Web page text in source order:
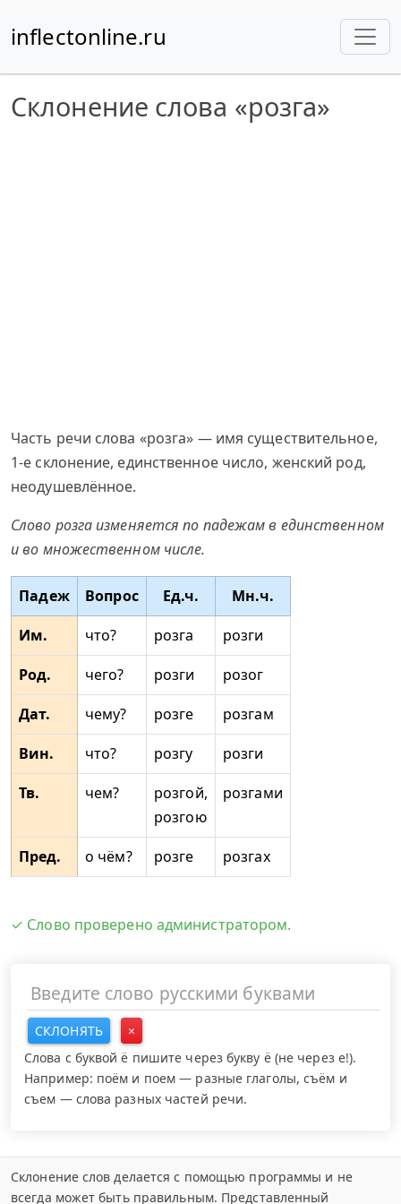
inflectonline.ru
Склонение слова «розга»
Часть речи слова «розга» — имя существительное,
1-е склонение, единственное число, женский род,
неодушевлённое.
Слово розга изменяется по падежам в единственном
и во множественном числе.
Падеж Вопрос Ед.ч.
Мн.ч.
Им.
что? розга
розги
Род.
чего? розги
розог
Дат.
чему? розге
розгам
Вин.
что? розгу
розги
Тв.
чем?
розгой,
розгою
розгами
Пред. о чём? розге розгах
✓ Слово проверено администратором.
СКЛОНЯТЬ
×
Слова с буквой ё пишите через букву ё (не через е!).
Например: поём и поем — разные глаголы, съём и
съем — слова разных частей речи.
Склонение слов делается с помощью программы и не
всегда может быть правильным. Представленный